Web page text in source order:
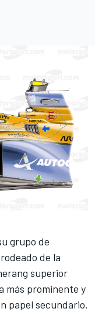
grupo de
de la
superior
más prominente y
papel secundario.